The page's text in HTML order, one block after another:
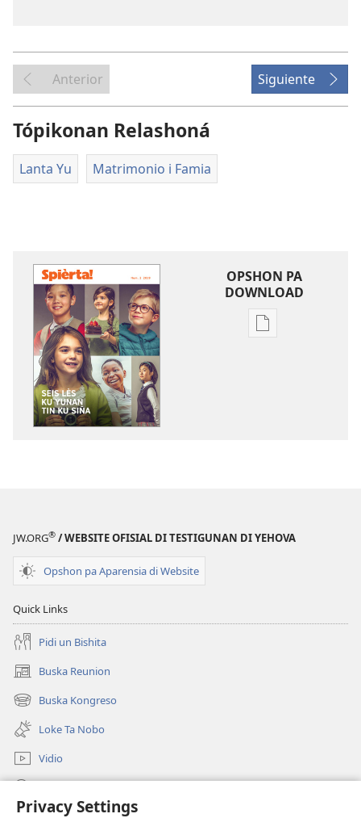
Privacy Settings
Anterior Siguiente
Tópikonan Relashoná
Lanta Yu Matrimonio i Famia
OPSHON PA
DOWNLOAD
Opshon
Siña
JW.ORG® / WEBSITE OFISIAL DI TESTIGUNAN DI YEHOVA
Opshon pa Aparensia di Website
Quick Links
Pidi un Bishita
Buska Reunion
(opens
new
window)
Buska Kongreso
(opens
new
window)
Loke Ta Nobo
Vidio